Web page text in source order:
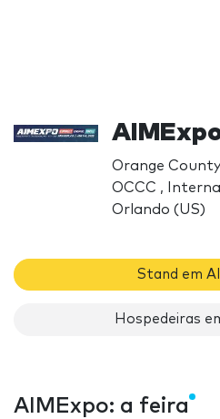
Orange
OCCC ,
Orlando (US)
Stand em
Hospedeiras
AIMExpo: a feira